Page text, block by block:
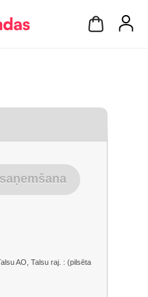
AO, Talsu raj. : (pilsēta